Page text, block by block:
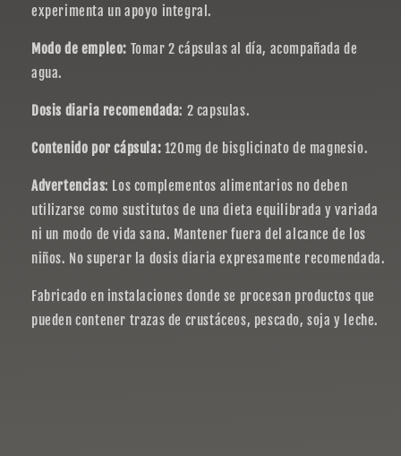
experimenta un apoyo integral.
Modo de empleo: Tomar 2 cápsulas al día, acompañada de
agua.
Dosis diaria recomendada: 2 capsulas.
Contenido por cápsula: 120mg de bisglicinato de magnesio.
Advertencias: Los complementos alimentarios no deben
utilizarse como sustitutos de una dieta equilibrada y variada
ni un modo de vida sana. Mantener fuera del alcance de los
niños. No superar la dosis diaria expresamente recomendada.
Fabricado en instalaciones donde se procesan productos que
pueden contener trazas de crustáceos, pescado, soja y leche.